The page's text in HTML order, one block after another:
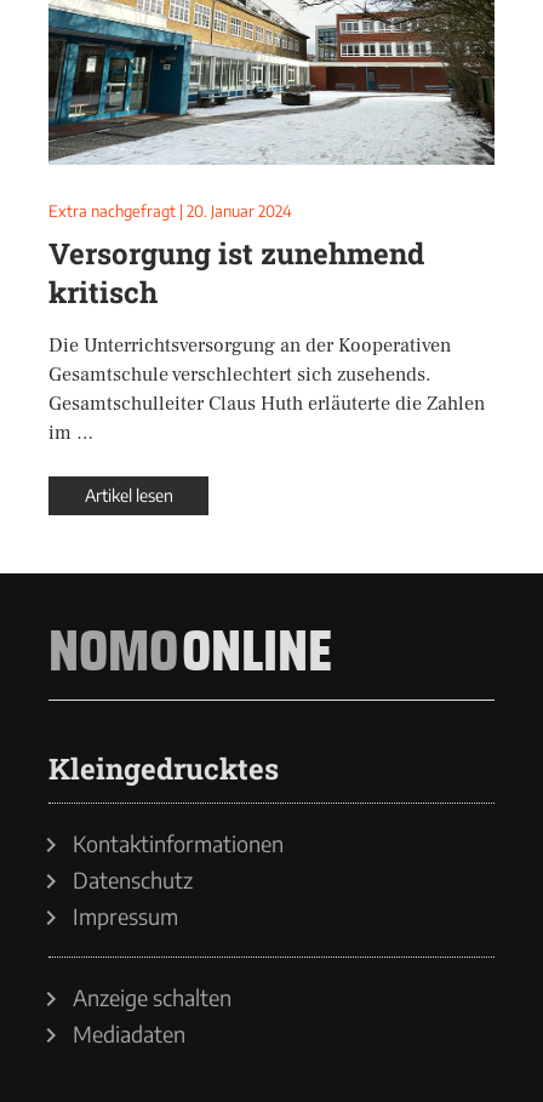
Extra nachgefragt | 20. Januar 2024
Versorgung ist zunehmend
kritisch
Die Unterrichtsversorgung an der Kooperativen
Gesamtschule verschlechtert sich zusehends.
Gesamtschulleiter Claus Huth erläuterte die Zahlen
im …
Artikel lesen
NOMOONLINE
Kleingedrucktes
Kontaktinformationen
Datenschutz
Impressum
Anzeige schalten
Mediadaten